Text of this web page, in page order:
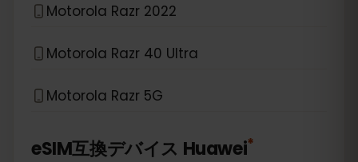
Motorola Razr 2022
Motorola Razr 40 Ultra
Motorola Razr 5G
eSIM互換デバイス Huawei*